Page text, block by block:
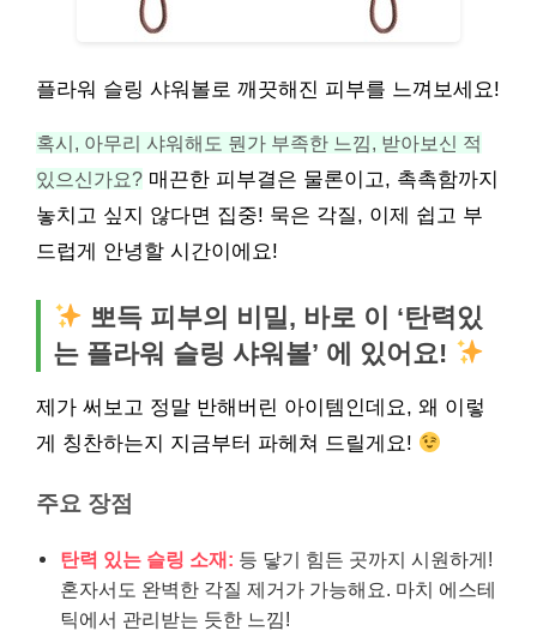
플라워 슬링 샤워볼로 깨끗해진 피부를 느껴보세요!
혹시, 아무리 샤워해도 뭔가 부족한 느낌, 받아보신 적
있으신가요? 매끈한 피부결은 물론이고, 촉촉함까지
놓치고 싶지 않다면 집중! 묵은 각질, 이제 쉽고 부
드럽게 안녕할 시간이에요!
뽀득 피부의 비밀, 바로 이 ‘탄력있
는 플라워 슬링 샤워볼’ 에 있어요!
제가 써보고 정말 반해버린 아이템인데요, 왜 이렇
게 칭찬하는지 지금부터 파헤쳐 드릴게요!
주요 장점
탄력 있는 슬링 소재: 등 닿기 힘든 곳까지 시원하게!
혼자서도 완벽한 각질 제거가 가능해요. 마치 에스테
틱에서 관리받는 듯한 느낌!